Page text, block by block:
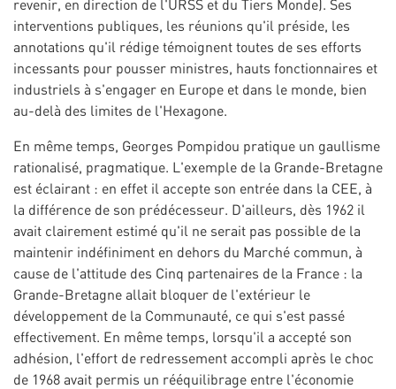
revenir, en direction de l'URSS et du Tiers Monde). Ses
interventions publiques, les réunions qu'il préside, les
annotations qu'il rédige témoignent toutes de ses efforts
incessants pour pousser ministres, hauts fonctionnaires et
industriels à s'engager en Europe et dans le monde, bien
au-delà des limites de l'Hexagone.
En même temps, Georges Pompidou pratique un gaullisme
rationalisé, pragmatique. L'exemple de la Grande-Bretagne
est éclairant : en effet il accepte son entrée dans la CEE, à
la différence de son prédécesseur. D'ailleurs, dès 1962 il
avait clairement estimé qu'il ne serait pas possible de la
maintenir indéfiniment en dehors du Marché commun, à
cause de l'attitude des Cinq partenaires de la France : la
Grande-Bretagne allait bloquer de l'extérieur le
développement de la Communauté, ce qui s'est passé
effectivement. En même temps, lorsqu'il a accepté son
adhésion, l'effort de redressement accompli après le choc
de 1968 avait permis un rééquilibrage entre l'économie